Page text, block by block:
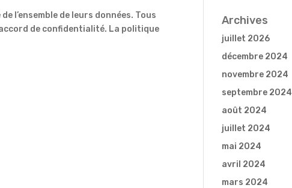
l’ensemble de leurs données. Tous
de confidentialité. La politique
Archives
juillet 2026
décembre 2024
novembre 2024
septembre 2024
août 2024
juillet 2024
mai 2024
avril 2024
mars 2024